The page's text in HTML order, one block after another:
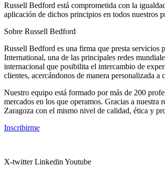
Russell Bedford está comprometida con la
aplicación de dichos principios en todos nuestros
Sobre Russell Bedford
Russell Bedford es una firma que presta servicios
International, una de las principales redes
internacional que posibilita el intercambio de
clientes, acercándonos de manera personalizada a
Nuestro equipo está formado por más de 200
mercados en los que operamos. Gracias a
Zaragoza con el mismo nivel de calidad, ética y
Inscribirme
X-twitter Linkedin Youtube